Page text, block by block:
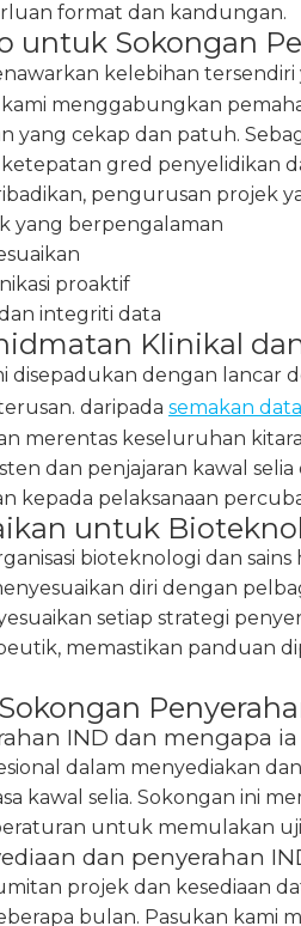
format dan kandungan.
untuk Sokongan
kelebihan
menggabungkan
yang cekap dan patuh.
gred penyelidikan
pengurusan projek
yang berpengalaman
proaktif
integriti data
Klinikal
disepadukan dengan lancar
daripada semakan
merentas keseluruhan
dan penjajaran kawal
kepada pelaksanaan
untuk
bioteknologi dan
diri dengan
setiap strategi
memastikan panduan
IND dan mengapa
dalam menyediakan
kawal selia. Sokongan ini
untuk memulakan
dan penyerahan
projek dan kesediaan
bulan. Pasukan